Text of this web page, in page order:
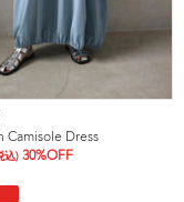
Camisole Dress
込) 30%OFF